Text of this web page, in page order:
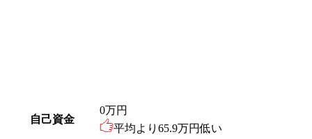
自己資金
0万円
平均より 65.9万円低い